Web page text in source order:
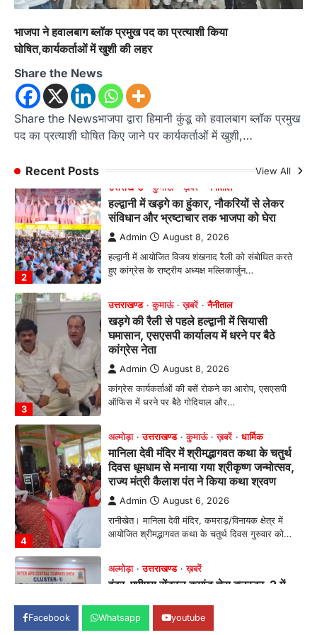
भाजपा ने हवालबाग ब्लॉक प्रमुख पद का प्रत्याशी किया
घोषित,कार्यकर्ताओं में खुशी की लहर
Share the News
Share the Newsभाजपा द्वारा हिमानी कुंडू को हवालबाग ब्लॉक प्रमुख
पद का प्रत्याशी घोषित किए जाने पर कार्यकर्ताओं में खुशी,…
Recent Posts View All
1
रानीखेत। आर्मी पब्लिक स्कूल रानीखेत की प्रतिभाशाली
उत्तराखण्ड कुमाऊं
संविधान और भ्रष्टाचार तक भाजपा को घेरा
Admin
हल्द्वानी में आयोजित विजय शंखनाद रैली को संबोधित करते
हुए कांग्रेस के राष्ट्रीय अध्यक्ष मल्लिकार्जुन…
3
उत्तराखण्ड कुमाऊं ख़बरें नैनीताल
खड़गे की रैली से पहले हल्द्वानी में सियासी
घमासान, एसएसपी कार्यालय में धरने पर बैठे
कांग्रेस नेता
Admin August 8, 2026
कांग्रेस कार्यकर्ताओं की बसें रोकने का आरोप, एसएसपी
ऑफिस में धरने पर बैठे गोदियाल और…
4
अल्मोड़ा उत्तराखण्ड कुमाऊं ख़बरें
मानिला देवी मंदिर में श्रीमद्भागवत कथा के चतुर्थ
दिवस धूमधाम से मनाया गया श्रीकृष्ण जन्मोत्सव,
राज्य मंत्री कैलाश पंत ने किया कथा श्रवण
Admin August 6, 2026
रानीखेत। मानिला देवी मंदिर, कमराड़/विनायक क्षेत्र में
आयोजित श्रीमद्भागवत कथा के चतुर्थ दिवस गुरुवार को…
1
अल्मोड़ा उत्तराखण्ड ख़बरें
इंटर-एपीएस सेंट्रल कमांड चेस क्लस्टर-2 में
याग्यिका कुंद्रा ने लहराया परचम, अंडर-14 वर्ग
में हासिल किया प्रथम स्थान
Admin August 8, 2026
रानीखेत। आर्मी पब्लिक स्कूल रानीखेत की प्रतिभाशाली
छात्रा याग्यिका कुंद्रा ने अपनी शानदार शतरंज प्रतिभा…
उत्तराखण्ड कुमाऊं ख़बरें
हल्द्वानी में खड़गे का हुंकार, नौकरियों से लेकर
Admin August 8, 2026
Facebook Whatsapp youtube